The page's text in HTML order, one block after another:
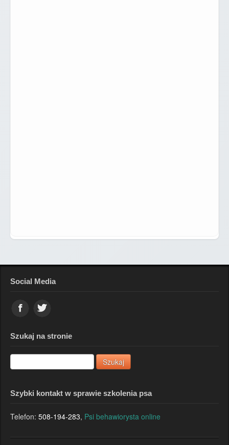
Social Media
Szukaj na stronie
Szybki kontakt w sprawie szkolenia psa
Telefon: 508-194-283, Psi behawiorysta online